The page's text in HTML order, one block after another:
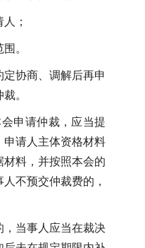
；
。
协商、调解后再申
。
申请仲裁，应当提
申请人主体资格材料
材料，并按照本会的
不预交仲裁费的，
，当事人应当在裁决